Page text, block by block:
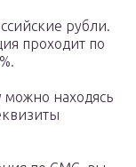
рубли.
проходит по
находясь